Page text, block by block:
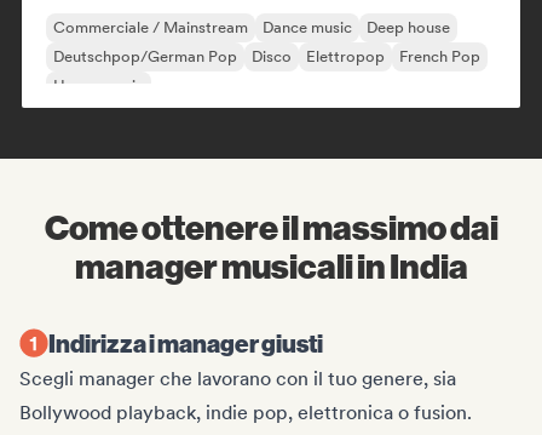
Commerciale / Mainstream Dance music
Deep house
Deutschpop/German Pop
Disco Elettropop
French Pop
House music
Come ottenere il massimo dai
manager musicali in India
Indirizza i manager giusti
Scegli manager che lavorano con il tuo genere, sia
Bollywood playback, indie pop, elettronica o fusion.